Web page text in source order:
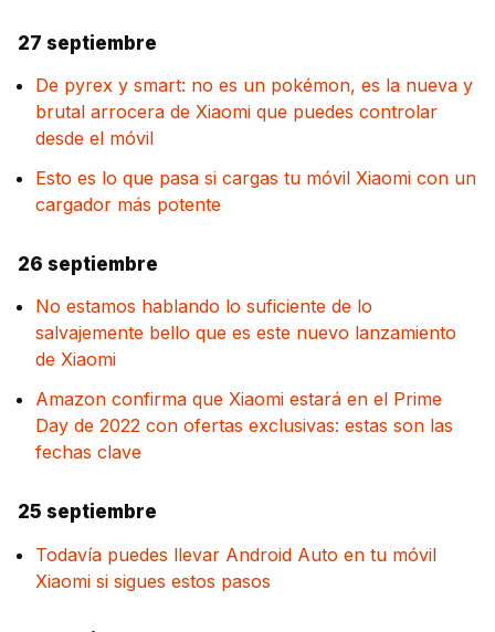
27 septiembre
De pyrex y smart: no es un pokémon, es la nueva y
brutal arrocera de Xiaomi que puedes controlar
desde el móvil
Esto es lo que pasa si cargas tu móvil Xiaomi con un
cargador más potente
26 septiembre
No estamos hablando lo suficiente de lo
salvajemente bello que es este nuevo lanzamiento
de Xiaomi
Amazon confirma que Xiaomi estará en el Prime
Day de 2022 con ofertas exclusivas: estas son las
fechas clave
25 septiembre
Todavía puedes llevar Android Auto en tu móvil
Xiaomi si sigues estos pasos